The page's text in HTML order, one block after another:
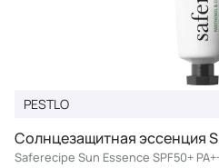
PESTLO
Солнцезащитная эссенция
Saferecipe Sun Essence SPF50+